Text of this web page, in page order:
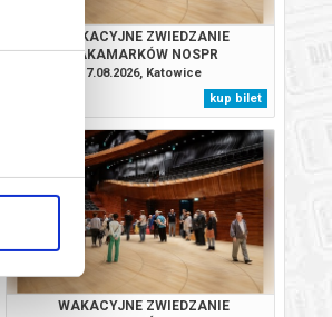
WAKACYJNE ZWIEDZANIE
ZAKAMARKÓW NOSPR
17.08.2026, Katowice
kup bilet
WAKACYJNE ZWIEDZANIE